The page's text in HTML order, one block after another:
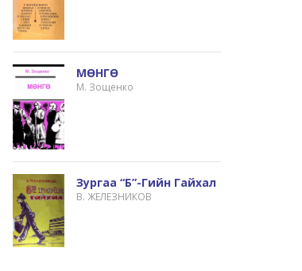
МӨНГӨ
М. Зощенко
Зургаа “б”-Гийн Гайхал
В. ЖЕЛЕЗНИКОВ